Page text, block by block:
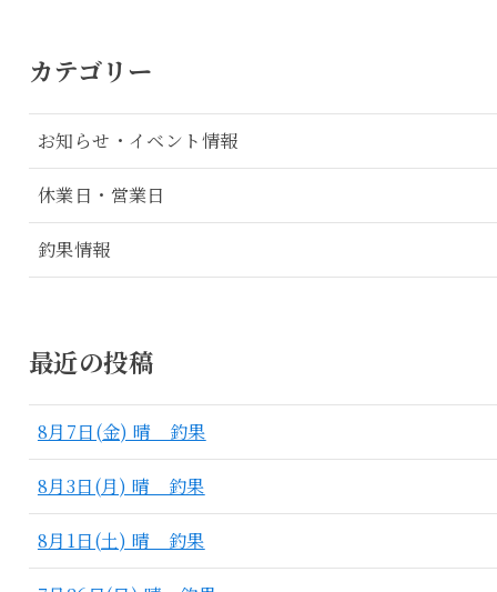
カテゴリー
お知らせ・イベント情報
休業日・営業日
釣果情報
最近の投稿
8月7日(金) 晴 釣果
8月3日(月) 晴 釣果
8月1日(土) 晴 釣果